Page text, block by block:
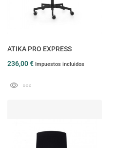
ATIKA PRO EXPRESS
236,00 € Impuestos incluidos